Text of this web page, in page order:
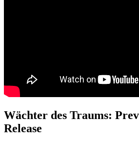
Wächter des Traums:
Release